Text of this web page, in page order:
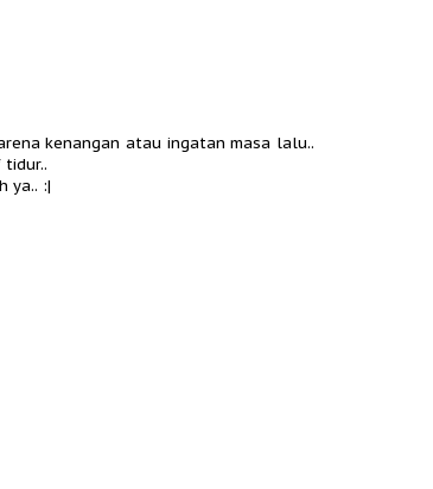
kenangan atau ingatan masa lalu..
tidur..
ya.. :|